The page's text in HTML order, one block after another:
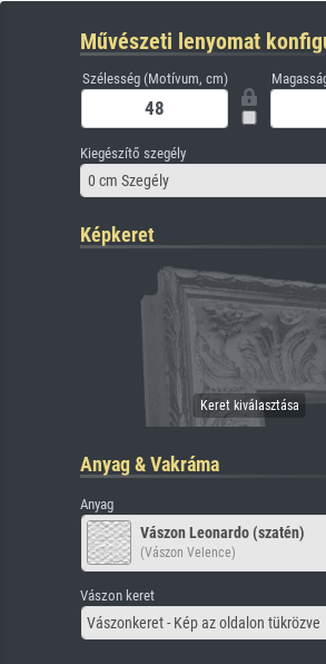
Művészeti lenyomat
Szélesség (Motívum, cm)
Kiegészítő szegély
0 cm Szegély
Képkeret
Anyag & Vakráma
Anyag
Vászon Leonardo (szatén)
(Vászon Velence)
Vászon keret
Vászonkeret - Kép az oldalon tükrözve